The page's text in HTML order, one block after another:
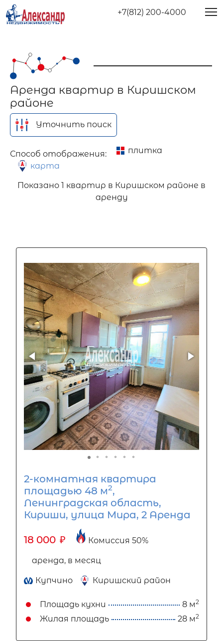
+7(812) 200-4000
Аренда квартир в Киришском
районе
Уточнить поиск
Способ отображения:
плитка
карта
Показано 1 квартир в Киришском районе в
аренду
2-комнатная квартира
площадью 48 м2,
Ленинградская область,
Кириши, улица Мира, 2 Аренда
18 000 ₽ Комиссия 50%
аренда, в месяц
Купчино Киришский район
Площадь кухни 8 м2
Жилая площадь 28 м2